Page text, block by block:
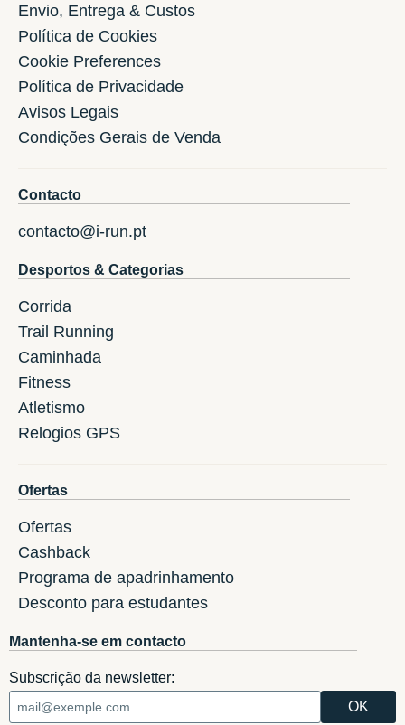
Envio, Entrega & Custos
Política de Cookies
Cookie Preferences
Política de Privacidade
Avisos Legais
Condições Gerais de Venda
Contacto
contacto@i-run.pt
Desportos & Categorias
Corrida
Trail Running
Caminhada
Fitness
Atletismo
Relogios GPS
Ofertas
Ofertas
Cashback
Programa de apadrinhamento
Desconto para estudantes
Mantenha-se em contacto
Subscrição da newsletter: